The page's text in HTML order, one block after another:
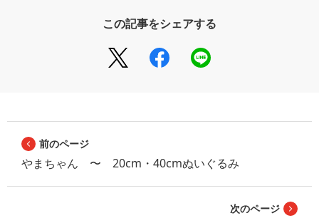
この記事をシェアする
前のページ
やまちゃん 〜 20cm・40cmぬいぐるみ
次のページ